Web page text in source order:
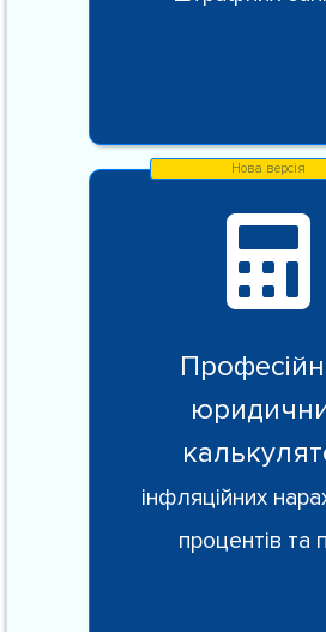
інфляційних
процентів та